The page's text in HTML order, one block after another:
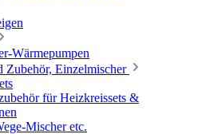
Wärmepumpen
Zubehör, Einzelmischer
für Heizkreissets &
Mischer etc.